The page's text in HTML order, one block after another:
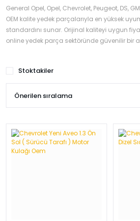
General Opel, Opel, Chevrolet, Peugeot, DS,
OEM kalite yedek parçalarıyla en yüksek
standardını sunar. Orijinal kaliteyi uygun
online yedek parça sektöründe güvenilir bir
Stoktakiler